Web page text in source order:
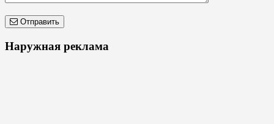
Отправить
Наружная реклама